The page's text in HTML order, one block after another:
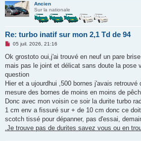
n
l
u
Ancien
Sur la nationale
Re: turbo inatif sur mon 2,1 Td de 94
M
s
a
g
n
o
l
u
05 juil. 2026, 21:16
Ok grostoto oui,j'ai trouvé en neuf un pare
mais pas le joint et délicat sans doute la pose
question
Hier et a ujourdhui ,500 bornes j'avais
mesure des bornes de moins en moins de
Donc avec mon voisin ce soir la durite turbo
1 cm env a fissuré sur + de 10 cm donc ce
scotch tissé pour dépanner, pas d'essai,
.Je trouve pas de durites savez vous ou en